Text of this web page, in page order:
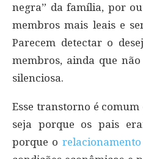
negra” da família, por
membros mais leais e
Parecem detectar o
membros, ainda que
silenciosa.
Esse transtorno é comum
seja porque os pais
porque o relacionamento